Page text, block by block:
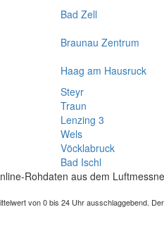
Bad Zell
Braunau Zentrum
Haag am Hausruck
Steyr
Traun
Lenzing 3
Wels
Vöcklabruck
Bad Ischl
Rohdaten aus dem
von 0 bis 24 Uhr ausschlaggebend.